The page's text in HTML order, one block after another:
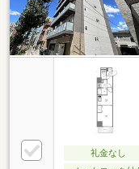
礼金なし